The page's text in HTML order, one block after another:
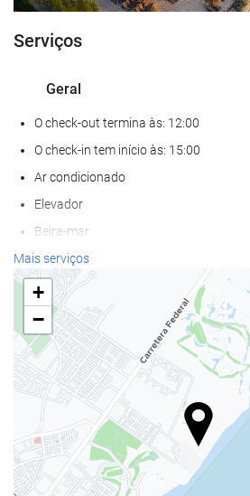
Serviços
Geral
O check-out termina às: 12:00
O check-in tem início às: 15:00
Ar condicionado
Elevador
Beira-mar
Acesso para deficientes fisicos
Adaptado para pessoas com visão
Quartos para não fumantes
Proibido fumar em todo o hotel
Não admite animais
Bem-estar
Piscina
Bar na piscina
Mais serviços
+
−